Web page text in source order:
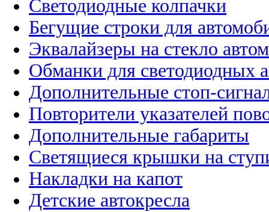
Светодиодные колпачки
Бегущие строки для
Эквалайзеры на стекло
Обманки для светодиодных
Дополнительные стоп-
Повторители указателей
Дополнительные габариты
Светящиеся крышки на
Накладки на капот
Детские автокресла